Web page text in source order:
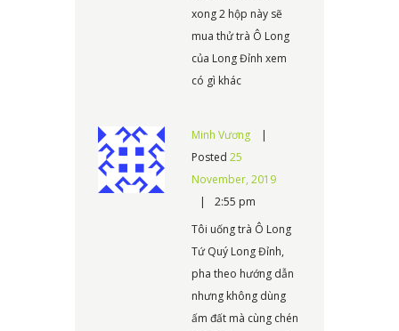
xong 2 hộp này sẽ
mua thử trà Ô Long
của Long Đỉnh xem
có gì khác
Minh Vương
Posted 25
November, 2019
2:55 pm
Tôi uống trà Ô Long
Tứ Quý Long Đỉnh,
pha theo hướng dẫn
nhưng không dùng
ấm đất mà cùng chén